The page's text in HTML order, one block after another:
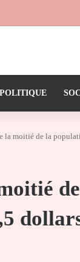
POLITIQUE
la moitié de la